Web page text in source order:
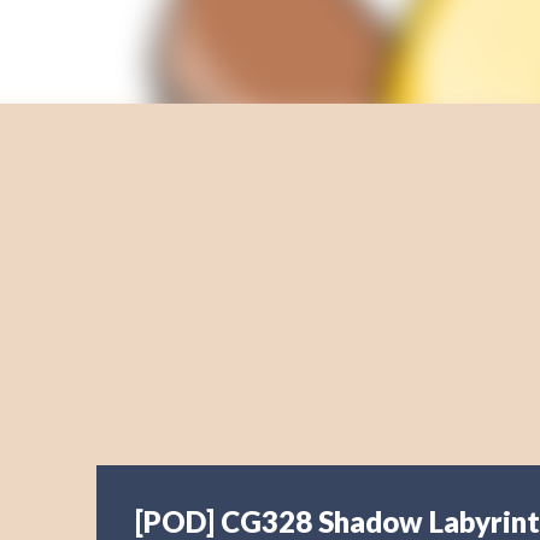
[POD] CG328 Shadow